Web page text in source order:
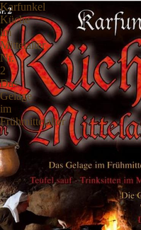
Karfunkel
Küche
im
Mittelalter
Nr.
2
Das
Gelage
im
Frühmittelalter